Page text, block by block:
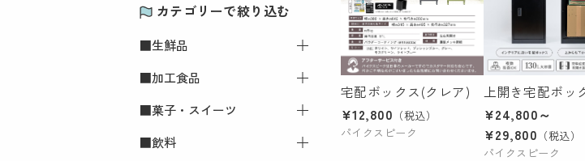
カテゴリーで絞り込む
■生鮮品
すべての■生鮮品
肉
魚介・海産物
■加工食品
すべての■加工食品
調味料
■菓子・スイーツ
すべての■菓子・スイーツ
■飲料
宅配ボックス(クレア)
¥12,800 （税込）
パイクスピーク
上開き宅配ボッ
¥24,800～
¥29,800 （税込）
パイクスピーク